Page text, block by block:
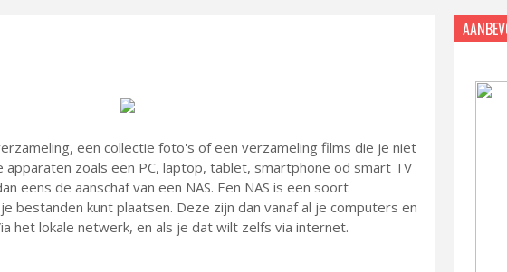
een collectie foto's of een verzameling films die je niet
zoals een PC, laptop, tablet, smartphone od smart TV
eens de aanschaf van een NAS. Een NAS is een soort
bestanden kunt plaatsen. Deze zijn dan vanaf al je computers en
het lokale netwerk, en als je dat wilt zelfs via internet.